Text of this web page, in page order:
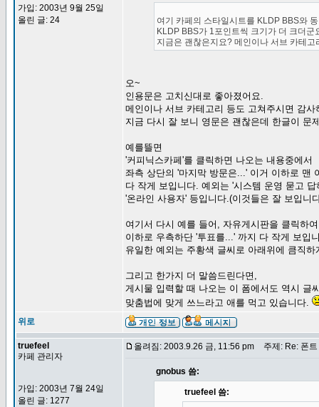
가입: 2003년 9월 25일
올린 글: 24
여기 카페의 스타일시트를 KLDP BBS와
KLDP BBS가 1포인트씩 크기가 더 크더군
지금은 괜찮은지요? 메인이나 서브 카테
오~
인용문은 고치신대로 좋아졌어요.
메인이나 서브 카테고리 등도 고쳐주시면 감사
지금 다시 잘 보니 영문은 괜찮은데 한글이 문
예를뜰면
'커피닉스카페'를 클릭하면 나오는 내용중에서
좌측 상단의 '마지막 방문은...' 이거 이하로 맨
다 작게 보입니다. 예외는 '시스템 운영 묻고
'온라인 사용자' 등입니다.(이것들은 잘 보입니
여기서 다시 예를 들어, 자유게시판을 클릭하
이하로 우측하단 '투표를...' 까지 다 작게 보입
유일한 예외는 주황색 글씨로 아래위에 큼직
그리고 한가지 더 말씀드린다면,
게시물 입력할 때 나오는 이 폼에서도 역시 글
맞춤법에 맞게 쓰느라고 애를 먹고 있습니다.
위로
truefeel
카페 관리자
가입: 2003년 7월 24일
올린 글: 1277
올려짐: 2003.9.26 금, 11:56 pm 주제: Re: 폰
gnobus 씀:
truefeel 씀: